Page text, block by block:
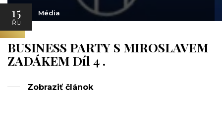
15
ŘÍJ
Média
BUSINESS PARTY S MIROSLAVEM
ZADÁKEM Díl 4 .
Zobraziť článok